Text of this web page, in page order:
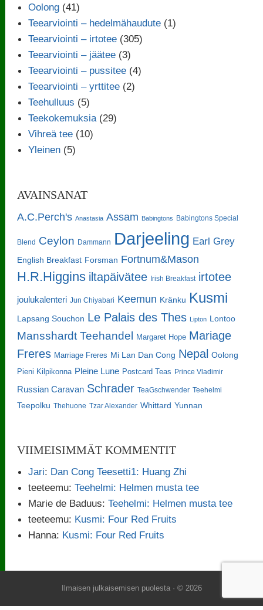
Oolong (41)
Teearviointi – hedelmähaudute (1)
Teearviointi – irtotee (305)
Teearviointi – jäätee (3)
Teearviointi – pussitee (4)
Teearviointi – yrttitee (2)
Teehulluus (5)
Teekokemuksia (29)
Vihreä tee (10)
Yleinen (5)
AVAINSANAT
A.C.Perch's Anastasia Assam Babingtons Babingtons Special
Blend Ceylon Dammann Darjeeling Earl Grey
English Breakfast Forsman Fortnum&Mason
H.R.Higgins iltapäivätee Irish Breakfast irtotee
joulukalenteri Jun Chiyabari Keemun Kränku Kusmi
Lapsang Souchon Le Palais des Thes Lipton Lontoo
Mansshardt Teehandel Margaret Hope Mariage
Freres Marriage Freres Mi Lan Dan Cong Nepal Oolong
Pieni Kilpikonna Pleine Lune Postcard Teas Prince Vladimir
Russian Caravan Schrader TeaGschwender Teehelmi
Teepolku Thehuone Tzar Alexander Whittard Yunnan
VIIMEISIMMÄT KOMMENTIT
Jari: Dan Cong Teesetti1: Huang Zhi
teeteemu:Teehelmi: Helmen musta tee
Marie de Baduus:Teehelmi: Helmen musta tee
teeteemu: Kusmi: Four Red Fruits
Hanna: Kusmi: Four Red Fruits
Ilmaisen julkaisemisen puolesta · © 2026